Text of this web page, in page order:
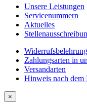
Unsere Leistungen
Servicenummern
Aktuelles
Widerrufsbelehrung
Zahlungsarten in
Versandarten
Hinweis nach dem
×